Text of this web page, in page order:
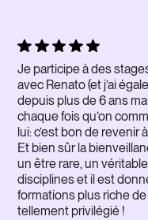
Je participe à des
avec Renato (et j’ai
depuis plus de 6 ans
chaque fois qu’on
lui: c’est bon de revenir
Et bien sûr la
un être rare, un
disciplines et il est
formations plus riche
tellement privilégié !